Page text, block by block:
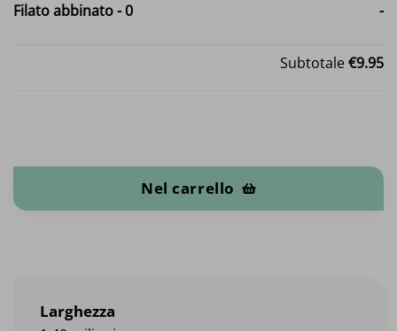
Filato abbinato-0 -
Subtotale€9.95
Nel carrello
Larghezza